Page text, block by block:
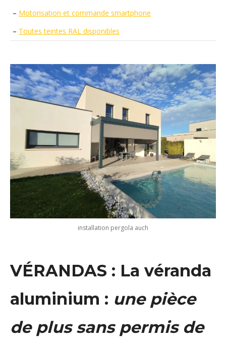
– Motorisation et commande smartphone
– Toutes teintes RAL disponibles
installation pergola auch
VÉRANDAS : La véranda
aluminium : une pièce
de plus sans permis de